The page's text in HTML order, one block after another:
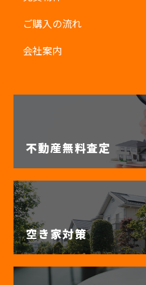
ご購入の流れ
会社案内
不動産無料査定
空き家対策